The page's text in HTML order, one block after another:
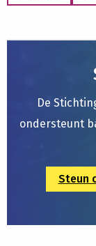
De
ondersteunt
Steun